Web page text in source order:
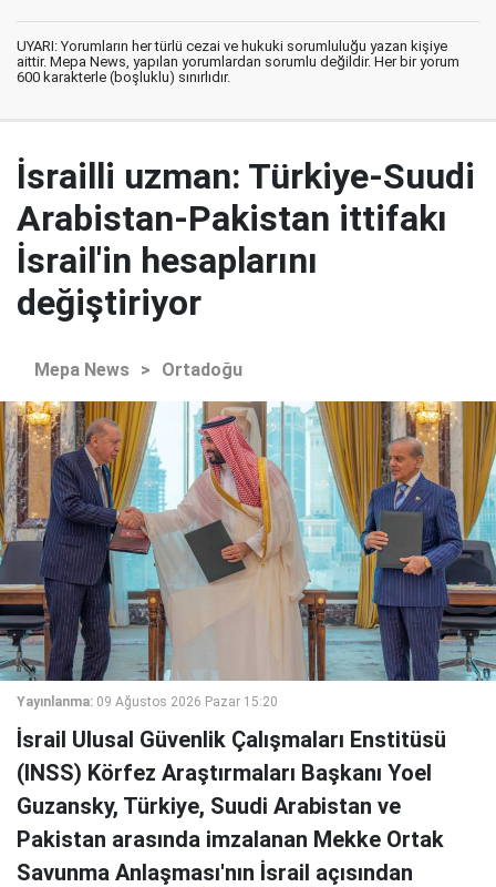
UYARI: Yorumların her türlü cezai ve hukuki sorumluluğu yazan kişiye
aittir. Mepa News, yapılan yorumlardan sorumlu değildir. Her bir yorum
600 karakterle (boşluklu) sınırlıdır.
İsrailli uzman: Türkiye-Suudi
Arabistan-Pakistan ittifakı
İsrail'in hesaplarını
değiştiriyor
Mepa News > Ortadoğu
Yayınlanma: 09 Ağustos 2026 Pazar 15:20
İsrail Ulusal Güvenlik Çalışmaları Enstitüsü
(INSS) Körfez Araştırmaları Başkanı Yoel
Guzansky, Türkiye, Suudi Arabistan ve
Pakistan arasında imzalanan Mekke Ortak
Savunma Anlaşması'nın İsrail açısından